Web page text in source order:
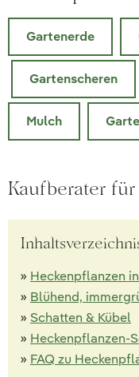
Gartenerde
Gartenscheren
Mulch
Kaufberater
» Heckenpflanzen
» Blühend,
» Schatten & Kübel
» Heckenpflanzen-
» FAQ zu